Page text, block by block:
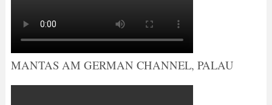
MANTAS AM GERMAN CHANNEL, PALAU